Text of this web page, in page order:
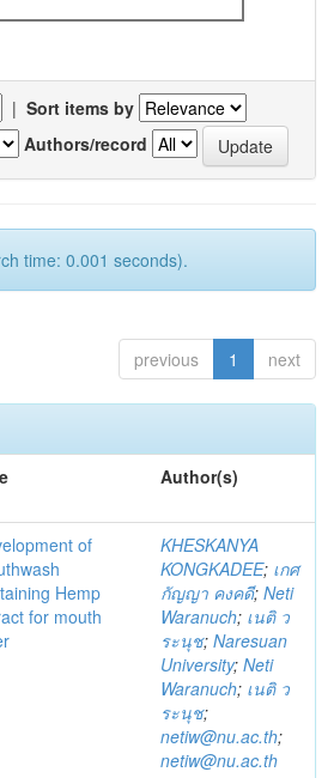
| Sort items by
Authors/record
time: 0.001 seconds).
previous 1 next
Author(s)
of
Hemp
for mouth
KHESKANYA
KONGKADEE; เกศ
กัญญา คงคดี; Neti
Waranuch; เนติ ว
ระนุช; Naresuan
University; Neti
Waranuch; เนติ ว
ระนุช;
netiw@nu.ac.th;
netiw@nu.ac.th